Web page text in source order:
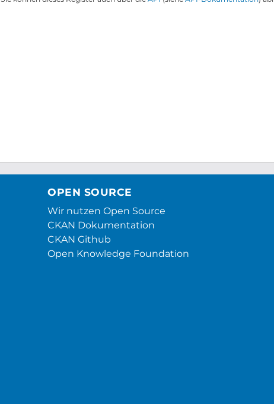
OPEN SOURCE
Wir nutzen Open Source
CKAN Dokumentation
CKAN Github
Open Knowledge Foundation